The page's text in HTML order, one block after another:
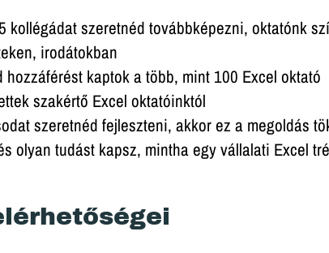
kollégádat szeretnéd továbbképezni, oktatónk
irodátokban
hozzáférést kaptok a több, mint 100 Excel oktató
szakértő Excel oktatóinktól
szeretnéd fejleszteni, akkor ez a megoldás
olyan tudást kapsz, mintha egy vállalati Excel
Iratkozz fel hírlevelünkre!